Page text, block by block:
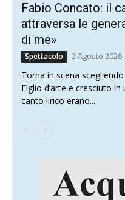
Fabio Concato: il
attraversa le
di me»
Spettacolo 2 Agosto 2026
Torna in scena
Figlio d’arte e cresciuto
canto lirico erano...